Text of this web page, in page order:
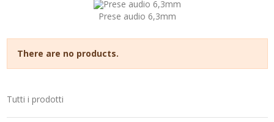
Prese audio 6,3mm
There are no products.
Tutti i prodotti